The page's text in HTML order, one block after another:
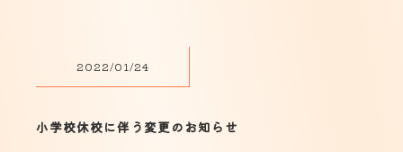
2022/01/24
小学校休校に伴う変更のお知らせ